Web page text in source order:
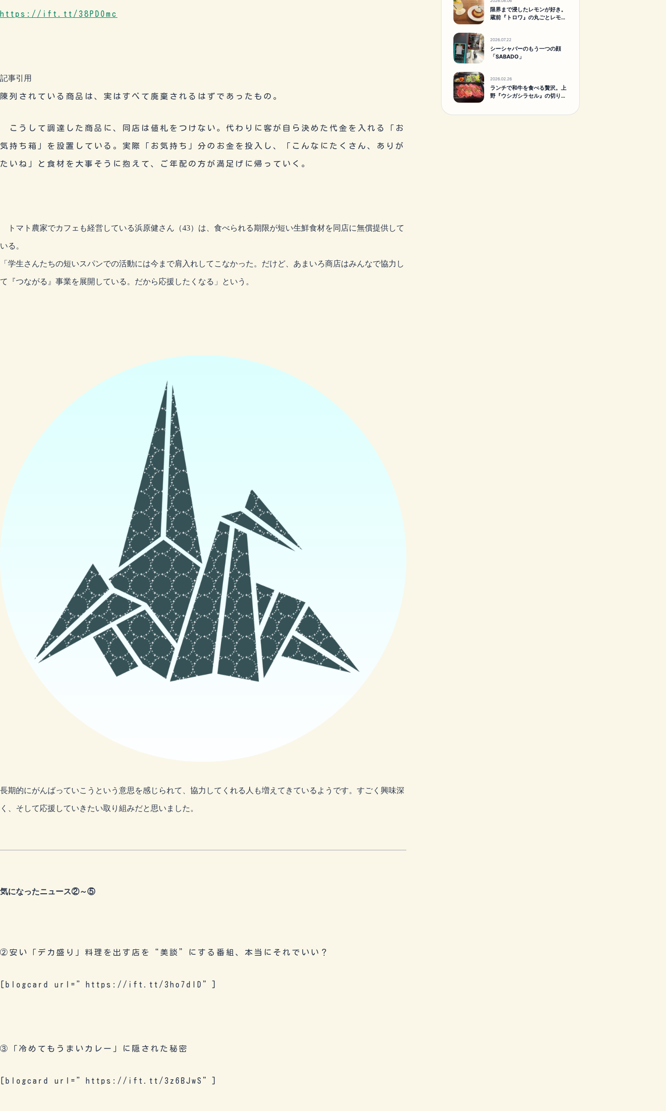
https://ift.tt/38PDOmc
記事引用
陳列されている商品は、実はすべて廃棄されるはずであったもの。
こうして調達した商品に、同店は値札をつけない。代わりに客が自ら決めた代金を入れる「お
気持ち箱」を設置している。実際「お気持ち」分のお金を投入し、「こんなにたくさん、ありが
たいね」と食材を大事そうに抱えて、ご年配の方が満足げに帰っていく。
トマト農家でカフェも経営している浜原健さん（43）は、食べられる期限が短い生鮮食材を同店に無償提供して
いる。
「学生さんたちの短いスパンでの活動には今まで肩入れしてこなかった。だけど、あまいろ商店はみんなで協力し
て『つながる』事業を展開している。だから応援したくなる」という。
長期的にがんばっていこうという意思を感じられて、協力してくれる人も増えてきているようです。すごく興味深
く、そして応援していきたい取り組みだと思いました。
気になったニュース②～⑤
②安い「デカ盛り」料理を出す店を“美談”にする番組、本当にそれでいい？
[blogcard url=”https://ift.tt/3ho7dID”]
③「冷めてもうまいカレー」に隠された秘密
[blogcard url=”https://ift.tt/3z6BJwS”]
限界まで浸したレモンが好き。
蔵前『トロワ』の丸ごとレモン
2026.07.22
シーシャバーのもう一つの顔
「SABADO」
2026.02.26
ランチで和牛を食べる贅沢。上
野『ウシガシラセル』の切り落